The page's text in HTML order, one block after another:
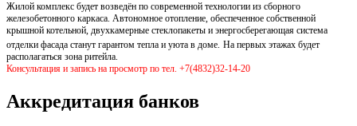
Жилой комплекс будет возведён по современной технологии из сборного
железобетонного каркаса. Автономное отопление, обеспеченное собственной
крышной котельной, двухкамерные стеклопакеты и энергосберегающая система
отделки фасада станут гарантом тепла и уюта в доме. На первых этажах будет
располагаться зона ритейла.
Консультация и запись на просмотр по тел. +7(4832)32-14-20
Аккредитация банков